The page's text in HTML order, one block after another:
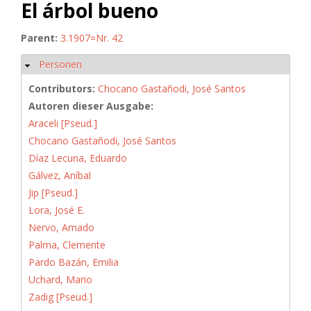
El árbol bueno
Parent: 3.1907=Nr. 42
Hide
Personen
Contributors: Chocano Gastañodi, José Santos
Autoren dieser Ausgabe:
Araceli [Pseud.]
Chocano Gastañodi, José Santos
Díaz Lecuna, Eduardo
Gálvez, Aníbal
Jip [Pseud.]
Lora, José E.
Nervo, Amado
Palma, Clemente
Pardo Bazán, Emilia
Uchard, Mario
Zadig [Pseud.]